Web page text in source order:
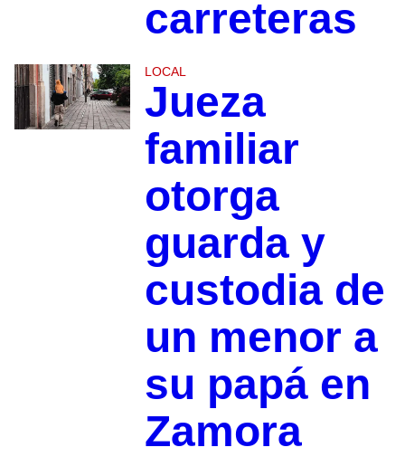
carreteras
LOCAL
Jueza
familiar
otorga
guarda y
custodia de
un menor a
su papá en
Zamora